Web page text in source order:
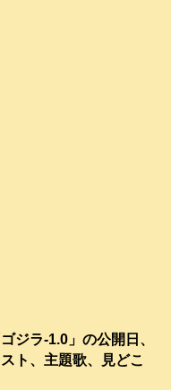
ジラ-1.0」の公開日、
ト、主題歌、見どこ